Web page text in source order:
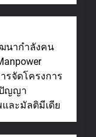
นากำลังคน
รจัดโครงการ
ญญา
ละมัลติมีเดีย